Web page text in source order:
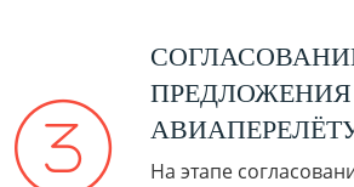
На этапе